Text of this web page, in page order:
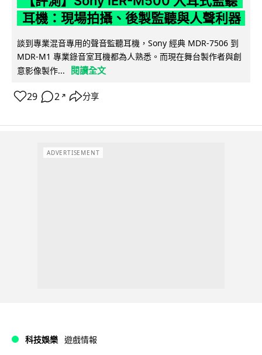
耳機：現場拍攝、後製監聽與人聲利器
談到專業混音專用的聲音監聽耳機，Sony 經典 MDR-7506 到
MDR-M1 專業錄音室耳機都為人熟悉。而現在舞台製作者與創
意影像製作...
閱讀全文
29 2 ↗ 分享
ADVERTISEMENT
科技娛樂 遊戲情報